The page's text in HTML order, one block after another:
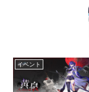
イベント